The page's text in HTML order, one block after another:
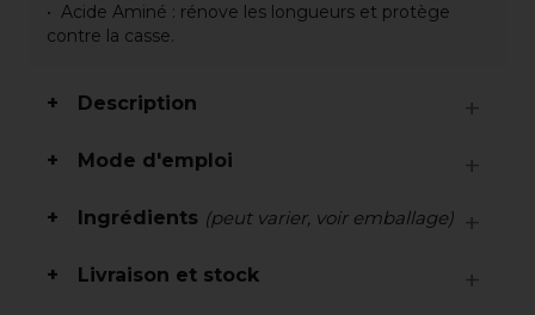
Acide Aminé : rénove les longueurs et protège
contre la casse.
Description
Mode d'emploi
Ingrédients (peut varier, voir emballage)
Livraison et stock